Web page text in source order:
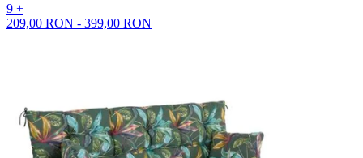
9 +
209,00 RON - 399,00 RON